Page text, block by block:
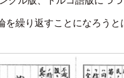
繰り返すことになろうと